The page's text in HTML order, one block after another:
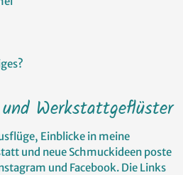
Werkstattgeflüster
Einblicke in meine
und neue Schmuckideen poste
und Facebook. Die Links